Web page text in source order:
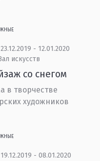
23.12.2019 - 12.01.2020
искусств
со снегом
в творчестве
художников
19.12.2019 - 08.01.2020